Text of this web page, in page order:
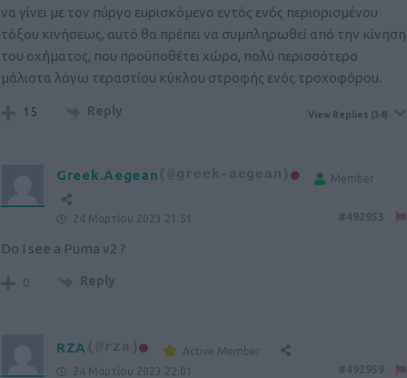
να γίνει με τον πύργο ευρισκόμενο εντός ενός περιορισμένου
τόξου κινήσεως, αυτό θα πρέπει να συμπληρωθεί από την κίνηση
του οχήματος, που προϋποθέτει χώρο, πολύ περισσότερο
μάλιστα λόγω τεραστίου κύκλου στροφής ενός τροχοφόρου.
15 Reply View Replies (34)
Greek.Aegean Member
24 Μαρτίου 2023 21:51
Do I see a Puma v2 ?
0 Reply
RZA (@rza)
Active Member
24 Μαρτίου 2023 22:01